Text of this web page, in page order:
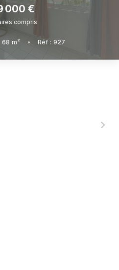
000 €
compris
68 m² • Réf : 927